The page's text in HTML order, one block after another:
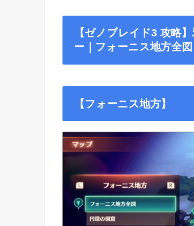
【ゼノブレイド3 攻略
ー｜フォーニス地方全
【フォーニス地方】